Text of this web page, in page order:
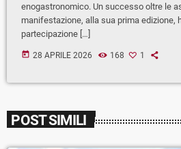
enogastronomico. Un successo oltre le
manifestazione, alla sua prima edizione,
partecipazione […]
today 28 APRILE 2026 168 1
POST SIMILI